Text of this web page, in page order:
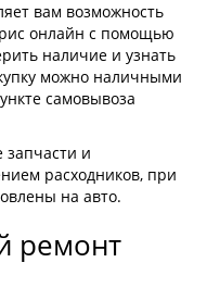
вам возможность
онлайн с помощью
наличие и узнать
можно наличными
самовывоза
запчасти и
расходников, при
на авто.
ремонт